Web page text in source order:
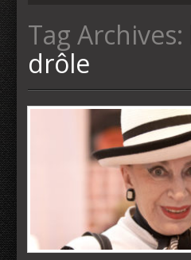
Tag Archives:
drôle